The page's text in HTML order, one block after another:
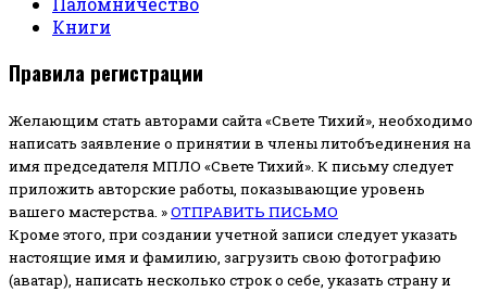
Книги
Правила регистрации
Желающим стать авторами сайта «Свете Тихий», необходимо
написать заявление о принятии в члены литобъединения на
имя председателя МПЛО «Свете Тихий». К письму следует
приложить авторские работы, показывающие уровень
вашего мастерства. »ОТПРАВИТЬ ПИСЬМО
Кроме этого, при создании учетной записи следует указать
настоящие имя и фамилию, загрузить свою фотографию
(аватар), написать несколько строк о себе, указать страну и